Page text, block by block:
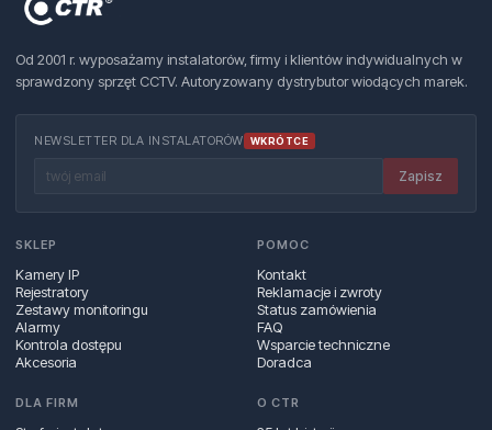
Od 2001 r. wyposażamy instalatorów, firmy i klientów indywidualnych w
sprawdzony sprzęt CCTV. Autoryzowany dystrybutor wiodących marek.
NEWSLETTER DLA INSTALATORÓW WKRÓTCE
Zapisz
SKLEP
Kamery IP
Rejestratory
Zestawy monitoringu
Alarmy
Kontrola dostępu
Akcesoria
POMOC
Kontakt
Reklamacje i zwroty
Status zamówienia
FAQ
Wsparcie techniczne
Doradca
DLA FIRM O CTR